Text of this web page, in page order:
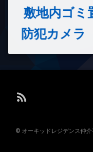
敷地内ゴミ
防犯カメラ
RSS
© オーキッドレジデンス仲